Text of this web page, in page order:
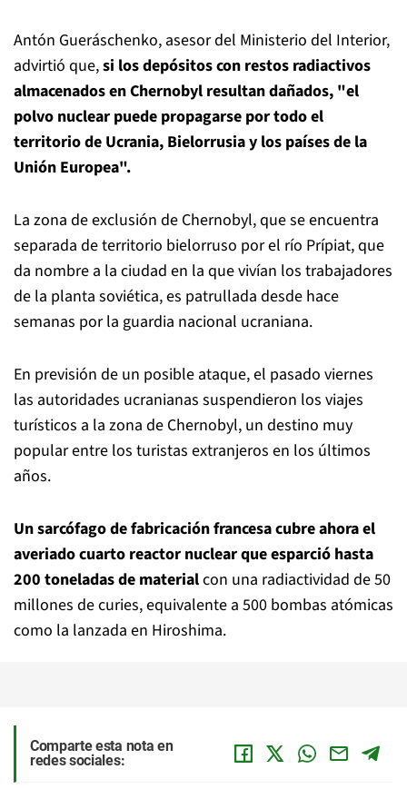
Antón Gueráschenko, asesor del Ministerio del Interior,
advirtió que,si los depósitos con restos radiactivos
almacenados en Chernobyl resultan dañados, "el
polvo nuclear puede propagarse por todo el
territorio de Ucrania, Bielorrusia y los países de la
Unión Europea".
La zona de exclusión de Chernobyl, que se encuentra
separada de territorio bielorruso por el río Prípiat, que
da nombre a la ciudad en la que vivían los trabajadores
de la planta soviética, es patrullada desde hace
semanas por la guardia nacional ucraniana.
En previsión de un posible ataque, el pasado viernes
las autoridades ucranianas suspendieron los viajes
turísticos a la zona de Chernobyl, un destino muy
popular entre los turistas extranjeros en los últimos
años.
Un sarcófago de fabricación francesa cubre ahora el
averiado cuarto reactor nuclear que esparció hasta
200 toneladas de materialcon una radiactividad de 50
millones de curies, equivalente a 500 bombas atómicas
como la lanzada en Hiroshima.
Comparte esta nota en
redes sociales: